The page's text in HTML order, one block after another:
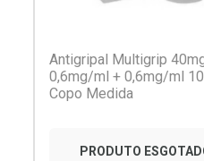
Antigripal Multigrip
0,6mg/ml + 0,6mg/ml
Copo Medida
PRODUTO